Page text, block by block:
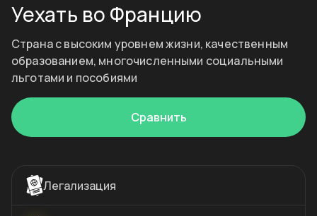
Уехать во Францию
Страна с высоким уровнем жизни, качественным
образованием, многочисленными социальными
льготами и пособиями
Сравнить
Легализация